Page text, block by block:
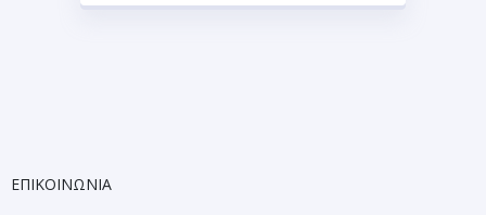
ΕΠΙΚΟΙΝΩΝΙΑ